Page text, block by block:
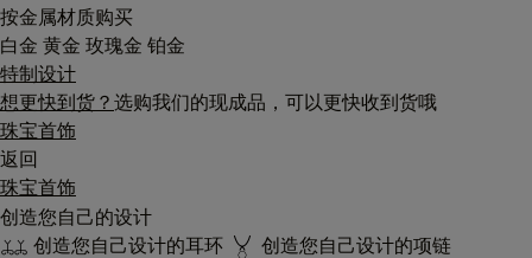
按金属材质购买
白金 黄金 玫瑰金 铂金
特制设计
想更快到货？ 选购我们的现成品，可以更快收到货哦
珠宝首饰
返回
珠宝首饰
创造您自己的设计
创造您自己设计的耳环
创造您自己设计的项链